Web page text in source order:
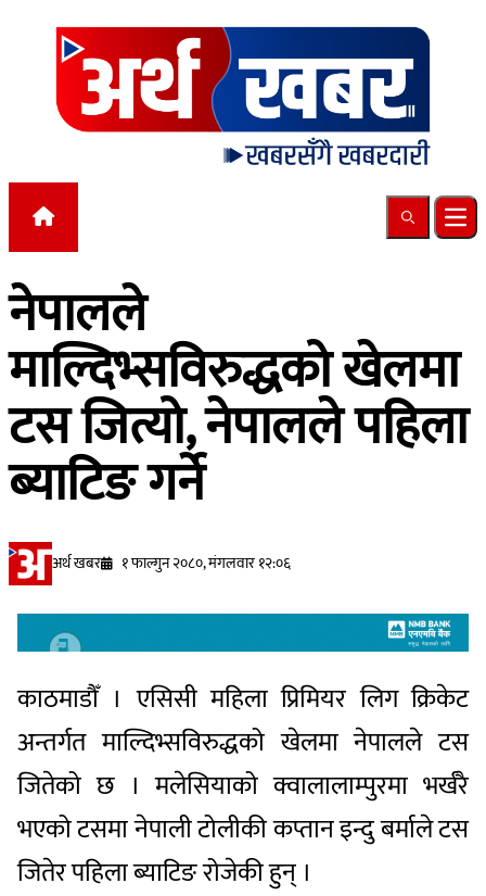
Skip to content
Search
नेपालले
माल्दिभ्सविरुद्धको खेलमा
टस जित्यो, नेपालले पहिला
ब्याटिङ गर्ने
अर्थ खबर १ फाल्गुन २०८०, मंगलवार १२:०६
काठमाडौँ । एसिसी महिला प्रिमियर लिग क्रिकेट
अन्तर्गत माल्दिभ्सविरुद्धको खेलमा नेपालले टस
जितेको छ । मलेसियाको क्वालालाम्पुरमा भर्खरै
भएको टसमा नेपाली टोलीकी कप्तान इन्दु बर्माले टस
जितेर पहिला ब्याटिङ रोजेकी हुन् ।